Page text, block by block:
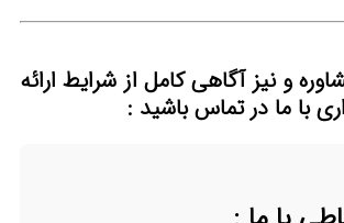
و نیز آگاهی کامل از شرایط ارائه
با ما در تماسباشید :